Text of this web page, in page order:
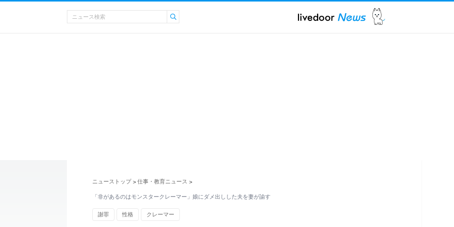
ニューストップ > 仕事・教育ニュース >
「非があるのはモンスタークレーマー」娘にダメ出しした夫を妻が諭す
謝罪 性格 クレーマー